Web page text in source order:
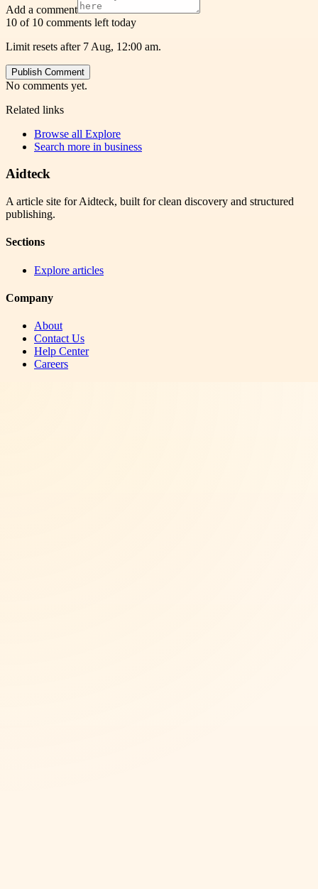
Add a comment
10 of 10 comments left today
Limit resets after 7 Aug, 12:00 am.
Publish Comment
No comments yet.
Related links
Browse all Explore
Search more in business
Aidteck
A article site for Aidteck, built for clean discovery and structured
publishing.
Sections
Explore articles
Company
About
Contact Us
Help Center
Careers